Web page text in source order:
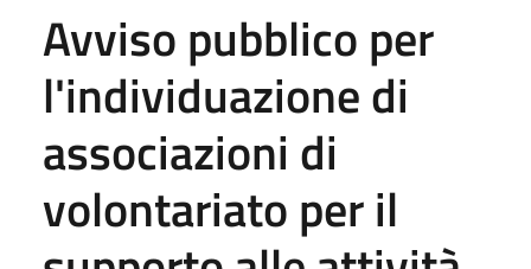
Avviso pubblico per
l'individuazione di
associazioni di
volontariato per il